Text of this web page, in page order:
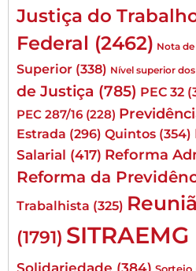
Justiça do
Federal (2462) Nota
Superior (338) Nível superior
de Justiça (785) PEC 32
PEC 287/16 (228)
Estrada (296) Quintos (354)
Salarial (417) Reforma
Reforma da
Trabalhista (325)
(1791) SITRAEMG